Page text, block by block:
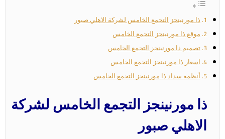
ذا مورنينجز التجمع الخامس لشركة الاهلي صبور
موقع ذا مورنينجز التجمع الخامس
تصميم ذا مورنينجز التجمع الخامس
اسعار ذا مورنينجز التجمع الخامس
أنظمة سداد ذا مورنينجز التجمع الخامس
ذا مورنينجز التجمع الخامس لشركة
الاهلي صبور